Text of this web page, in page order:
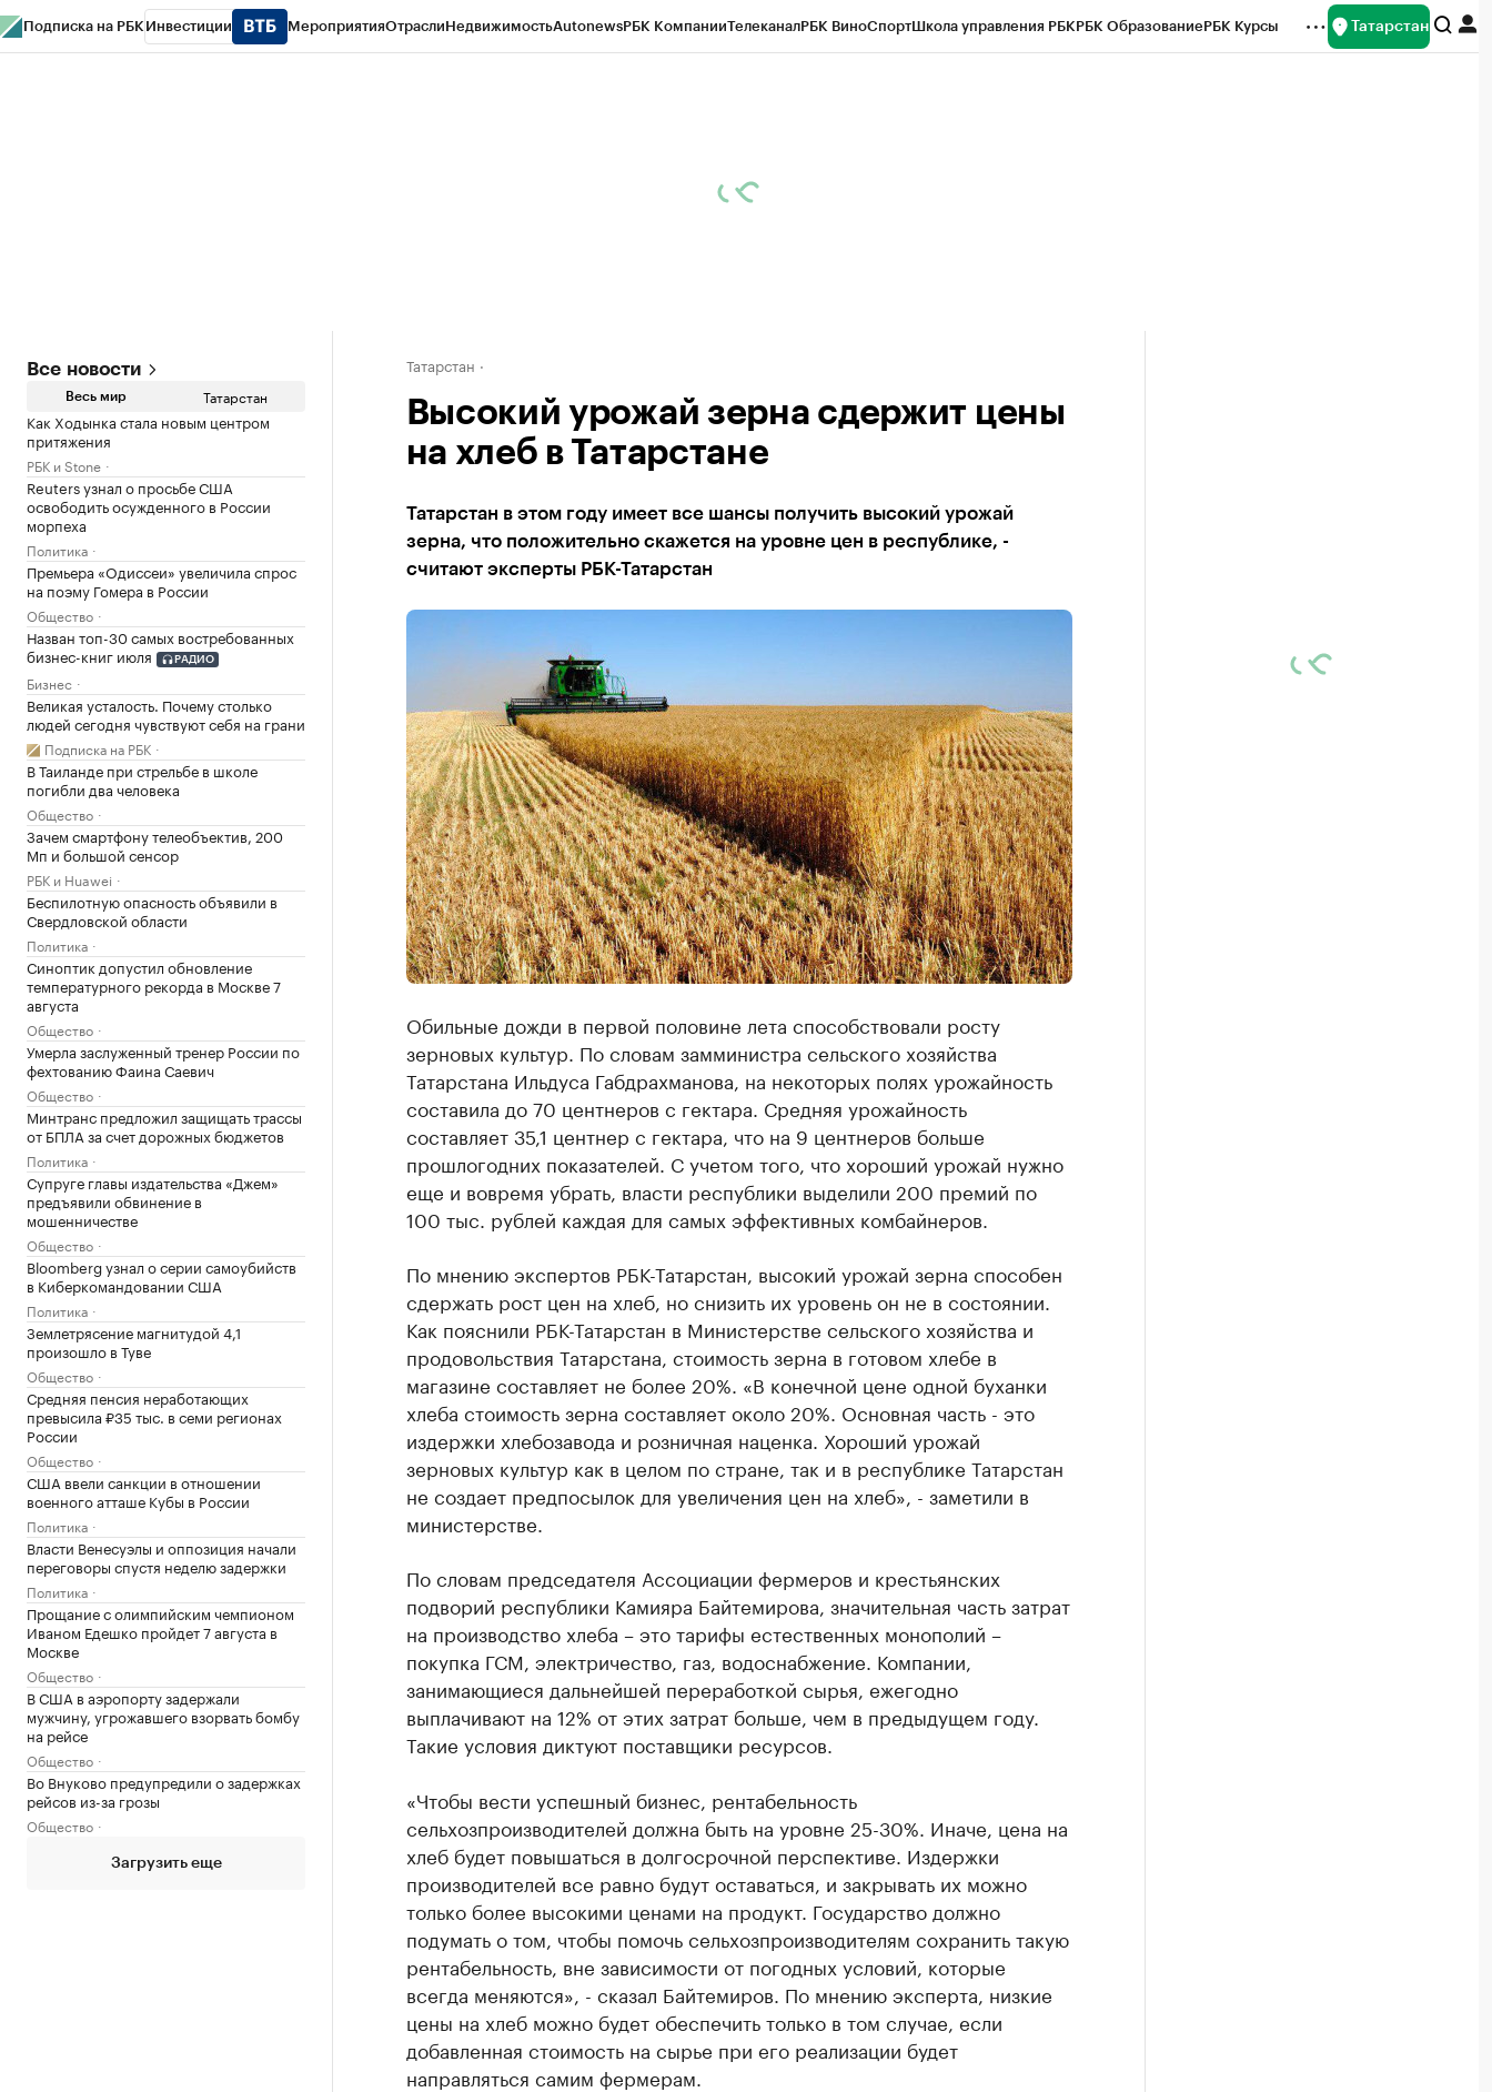
Подписка на РБК Инвестиции МероприятияОтраслиНедвижимостьAutonewsРБК КомпанииТелеканалРБК ВиноСпортШкола управления РБКРБК ОбразованиеРБК Курсы Татарстан
Все новости
Весь мир Татарстан
Как Ходынка стала новым центром
притяжения
РБК и Stone
Reuters узнал о просьбе США
освободить осужденного в России
морпеха
Политика
Премьера «Одиссеи» увеличила спрос
на поэму Гомера в России
Общество
Назван топ-30 самых востребованных
бизнес-книг июля
РАДИО
Бизнес
Великая усталость. Почему столько
людей сегодня чувствуют себя на грани
Подписка на РБК
В Таиланде при стрельбе в школе
погибли два человека
Общество
Зачем смартфону телеобъектив, 200
Мп и большой сенсор
РБК и Huawei
Беспилотную опасность объявили в
Свердловской области
Политика
Синоптик допустил обновление
температурного рекорда в Москве 7
августа
Общество
Умерла заслуженный тренер России по
фехтованию Фаина Саевич
Общество
Минтранс предложил защищать трассы
от БПЛА за счет дорожных бюджетов
Политика
Супруге главы издательства «Джем»
предъявили обвинение в
мошенничестве
Общество
Bloomberg узнал о серии самоубийств
в Киберкомандовании США
Политика
Землетрясение магнитудой 4,1
произошло в Туве
Общество
Средняя пенсия неработающих
превысила ₽35 тыс. в семи регионах
России
Общество
США ввели санкции в отношении
военного атташе Кубы в России
Политика
Власти Венесуэлы и оппозиция начали
переговоры спустя неделю задержки
Политика
Прощание с олимпийским чемпионом
Иваном Едешко пройдет 7 августа в
Москве
Общество
В США в аэропорту задержали
мужчину, угрожавшего взорвать бомбу
на рейсе
Общество
Во Внуково предупредили о задержках
рейсов из-за грозы
Общество
Загрузить еще
Татарстан
Высокий урожай зерна сдержит цены
на хлеб в Татарстане
Татарстан в этом году имеет все шансы получить высокий урожай
зерна, что положительно скажется на уровне цен в республике, -
считают эксперты РБК-Татарстан
Обильные дожди в первой половине лета способствовали росту
зерновых культур. По словам замминистра сельского хозяйства
Татарстана Ильдуса Габдрахманова, на некоторых полях урожайность
составила до 70 центнеров с гектара. Средняя урожайность
составляет 35,1 центнер с гектара, что на 9 центнеров больше
прошлогодних показателей. С учетом того, что хороший урожай нужно
еще и вовремя убрать, власти республики выделили 200 премий по
100 тыс. рублей каждая для самых эффективных комбайнеров.
По мнению экспертов РБК-Татарстан, высокий урожай зерна способен
сдержать рост цен на хлеб, но снизить их уровень он не в состоянии.
Как пояснили РБК-Татарстан в Министерстве сельского хозяйства и
продовольствия Татарстана, стоимость зерна в готовом хлебе в
магазине составляет не более 20%. «В конечной цене одной буханки
хлеба стоимость зерна составляет около 20%. Основная часть - это
издержки хлебозавода и розничная наценка. Хороший урожай
зерновых культур как в целом по стране, так и в республике Татарстан
не создает предпосылок для увеличения цен на хлеб», - заметили в
министерстве.
По словам председателя Ассоциации фермеров и крестьянских
подворий республики Камияра Байтемирова, значительная часть затрат
на производство хлеба – это тарифы естественных монополий –
покупка ГСМ, электричество, газ, водоснабжение. Компании,
занимающиеся дальнейшей переработкой сырья, ежегодно
выплачивают на 12% от этих затрат больше, чем в предыдущем году.
Такие условия диктуют поставщики ресурсов.
«Чтобы вести успешный бизнес, рентабельность
сельхозпроизводителей должна быть на уровне 25-30%. Иначе, цена на
хлеб будет повышаться в долгосрочной перспективе. Издержки
производителей все равно будут оставаться, и закрывать их можно
только более высокими ценами на продукт. Государство должно
подумать о том, чтобы помочь сельхозпроизводителям сохранить такую
рентабельность, вне зависимости от погодных условий, которые
всегда меняются», - сказал Байтемиров. По мнению эксперта, низкие
цены на хлеб можно будет обеспечить только в том случае, если
добавленная стоимость на сырье при его реализации будет
направляться самим фермерам.